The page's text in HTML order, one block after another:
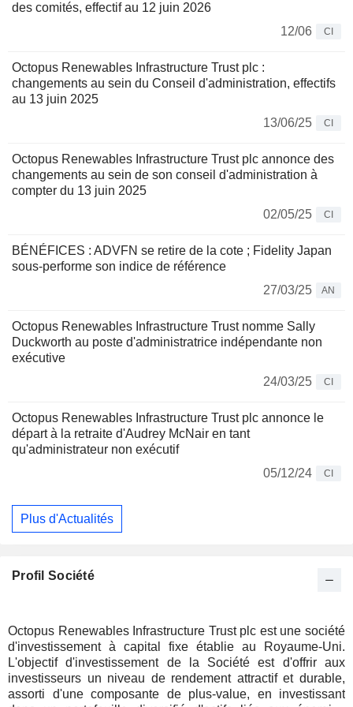
des comités, effectif au 12 juin 2026
12/06
CI
Octopus Renewables Infrastructure Trust plc :
changements au sein du Conseil d'administration, effectifs
au 13 juin 2025
13/06/25
CI
Octopus Renewables Infrastructure Trust plc annonce des
changements au sein de son conseil d'administration à
compter du 13 juin 2025
02/05/25
CI
BÉNÉFICES : ADVFN se retire de la cote ; Fidelity Japan
sous-performe son indice de référence
27/03/25
AN
Octopus Renewables Infrastructure Trust nomme Sally
Duckworth au poste d'administratrice indépendante non
exécutive
24/03/25
CI
Octopus Renewables Infrastructure Trust plc annonce le
départ à la retraite d'Audrey McNair en tant
qu'administrateur non exécutif
05/12/24
CI
Plus d'Actualités
Profil Société
Octopus Renewables Infrastructure Trust plc est une société
d'investissement à capital fixe établie au Royaume-Uni.
L'objectif d'investissement de la Société est d'offrir aux
investisseurs un niveau de rendement attractif et durable,
assorti d'une composante de plus-value, en investissant